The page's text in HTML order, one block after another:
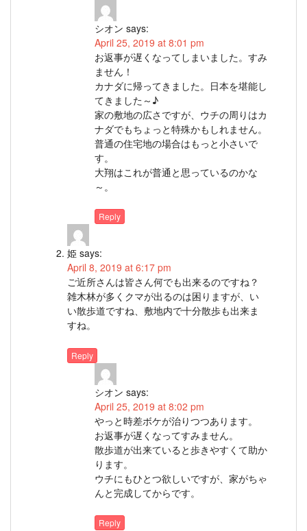
シオン says:
April 25, 2019 at 8:01 pm
お返事が遅くなってしまいました。すみ
ません！
カナダに帰ってきました。日本を堪能し
てきました～♪
家の敷地の広さですが、ウチの周りはカ
ナダでもちょっと特殊かもしれません。
普通の住宅地の場合はもっと小さいで
す。
大翔はこれが普通と思っているのかな
～。
Reply
姫 says:
April 8, 2019 at 6:17 pm
ご近所さんは皆さん何でも出来るのですね？
雑木林が多くクマが出るのは困りますが、い
い散歩道ですね、敷地内で十分散歩も出来ま
すね。
Reply
シオン says:
April 25, 2019 at 8:02 pm
やっと時差ボケが治りつつあります。
お返事が遅くなってすみません。
散歩道が出来ていると歩きやすくて助か
ります。
ウチにもひとつ欲しいですが、家がちゃ
んと完成してからです。
Reply